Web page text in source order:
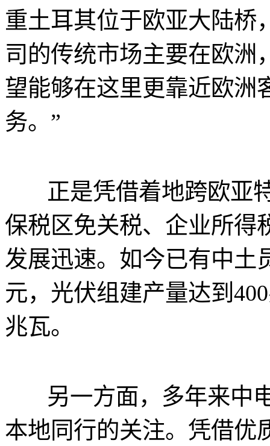
重土耳其位于欧亚大陆桥
司的传统市场主要在欧洲
望能够在这里更靠近欧洲
务。”
正是凭借着地跨欧亚特
保税区免关税、企业所得
发展迅速。如今已有中土
元，光伏组建产量达到
兆瓦。
另一方面，多年来中电
本地同行的关注。凭借优